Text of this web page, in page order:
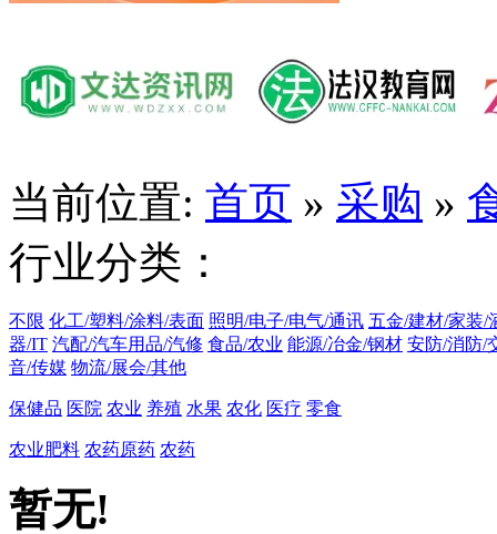
当前位置: 首页 » 采购 »
行业分类：
不限 化工/塑料/涂料/表面 照明/电子/电气/通讯 五金/建材/家装/
器/IT 汽配/汽车用品/汽修 食品/农业 能源/冶金/钢材 安防/消防/
音/传媒 物流/展会/其他
保健品 医院 农业 养殖 水果 农化 医疗 零食
农业肥料 农药原药 农药
暂无!